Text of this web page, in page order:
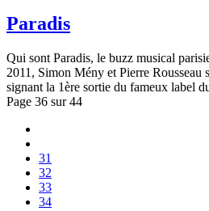
Paradis
Qui sont Paradis, le buzz musical
2011, Simon Mény et Pierre Rousseau
signant la 1ère sortie du fameux label
Page 36 sur 44
31
32
33
34